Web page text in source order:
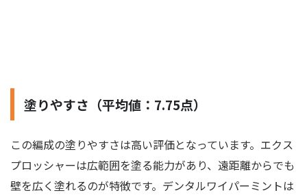
塗りやすさ（平均値：7.75点）
この編成の塗りやすさは高い評価となっています。エクス
プロッシャーは広範囲を塗る能力があり、遠距離からでも
壁を広く塗れるのが特徴です。デンタルワイパーミントは